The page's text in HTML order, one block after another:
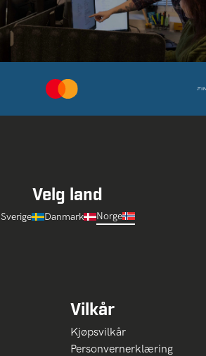
Velg land
Sverige Danmark Norge
Vilkår
Kjøpsvilkår
Personvernerklæring